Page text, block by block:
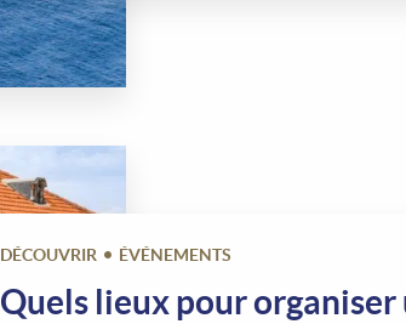
DÉCOUVRIR ÉVÉNEMENTS
Quels lieux pour